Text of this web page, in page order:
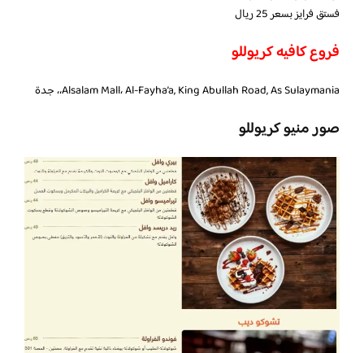
فستق فرايز بسعر 25 ريال
فروع كافيه كريوللو
Alsalam Mall، Al-Fayha’a, King Abullah Road, As Sulaymania،، جدة
صور منيو كريوللو